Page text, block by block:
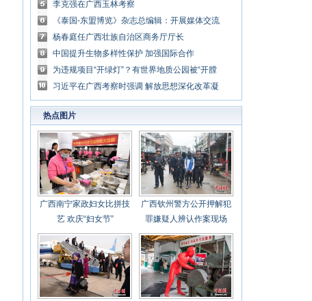
代中国特色社会主义壮美广西
李克强在广西玉林考察
《泰国-东盟博览》杂志总编辑：开展媒体交流
讲好中国与东盟合作故事
杨春庭任广西壮族自治区商务厅厅长
中国提升生物多样性保护 加强国际合作
为违规项目“开绿灯”？有世界地质公园被“开膛
破肚”
习近平在广西考察时强调 解放思想深化改革凝
心聚力担当实干 建设新时代中国特色社会主义
壮美
热点图片
广西南宁家政妇女比拼技
艺 欢庆“妇女节”
广西钦州警方公开押解犯
罪嫌疑人辨认作案现场